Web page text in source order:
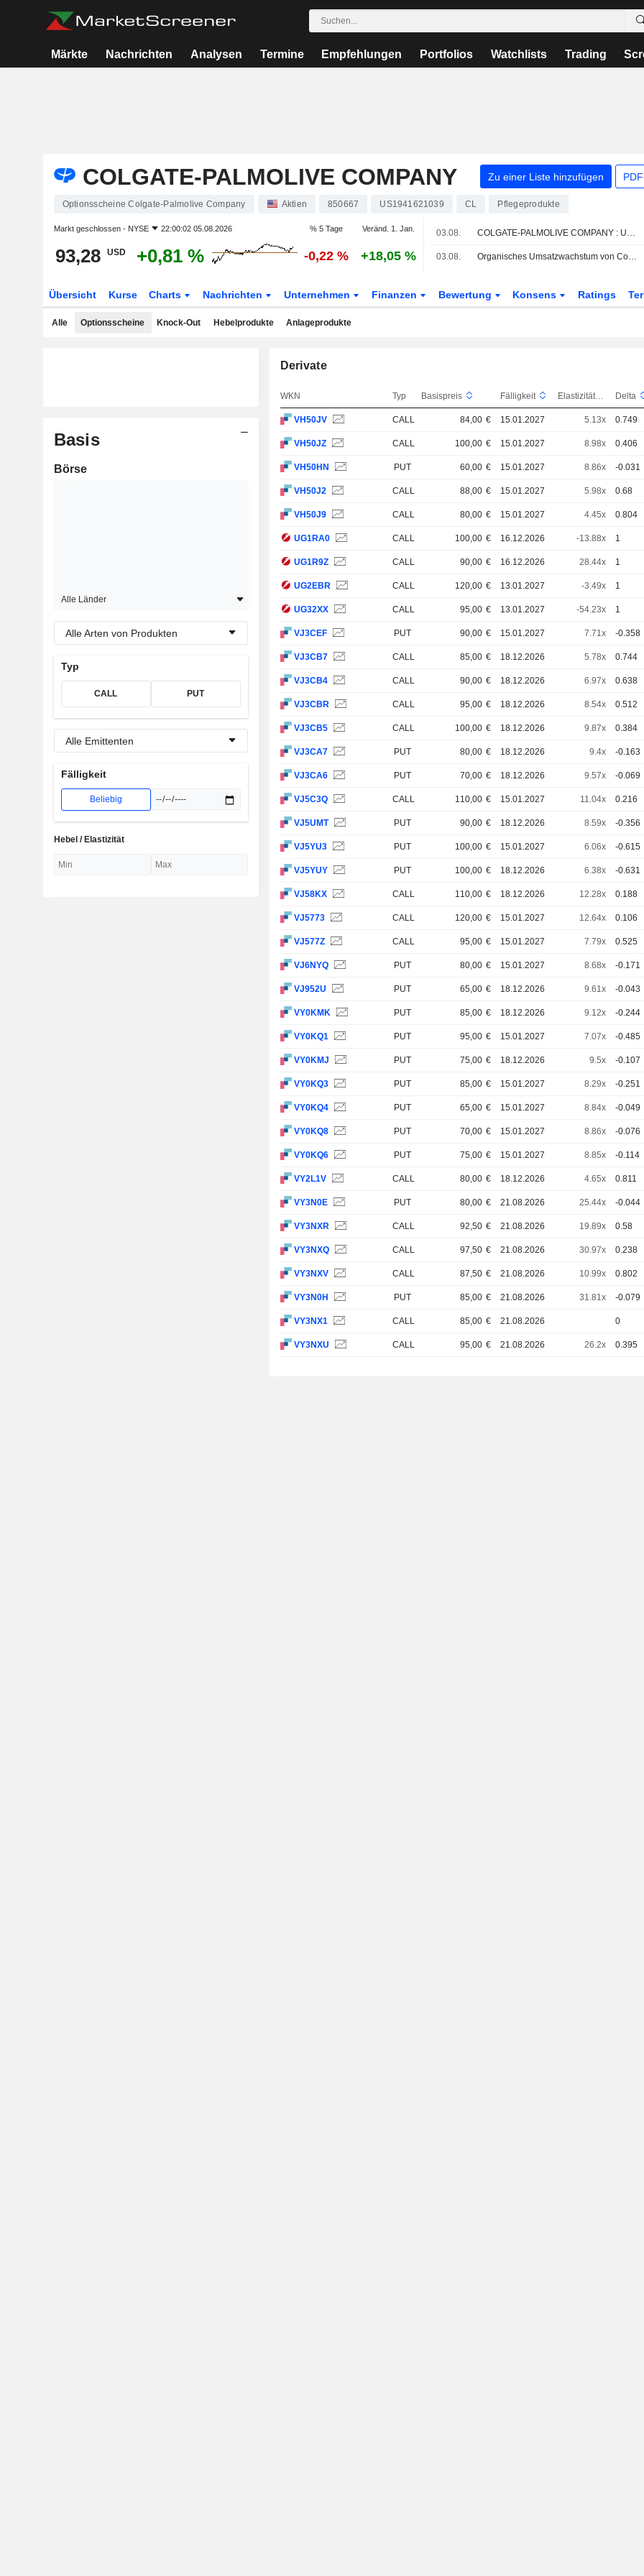
Märkte Nachrichten Analysen Termine Empfehlungen Portfolios Watchlists Trading
COLGATE-PALMOLIVE COMPANY Zu einer Liste hinzufügen
Optionsscheine Colgate-Palmolive Company Aktien 850667 US1941621039 CL Pflegeprodukte
Markt geschlossen - NYSE 22:00:02 05.08.2026 % 5 Tage Veränd. 1. Jan.
93,28 USD +0,81 % -0,22 % +18,05 %
03.08. COLGATE-PALMOLIVE COMPANY : UBS bekräftigt seine Kaufempfehlung
03.08. Organisches Umsatzwachstum von Colgate-Palmolive soll in H2 2026 und 2027 wieder auf 3%-4% zurückkehren, sagt Morgan Stanley
Übersicht Kurse Charts Nachrichten Unternehmen Finanzen Bewertung Konsens Ratings
Alle Optionsscheine Knock-Out Hebelprodukte Anlageprodukte
Basis
Börse
Alle Länder
Alle Arten von Produkten
Typ
CALL PUT
Alle Emittenten
Fälligkeit
Beliebig
Hebel / Elastizität
Derivate
WKN Typ Basispreis Fälligkeit Elastizität Delta
VH50JV CALL 84,00 € 15.01.2027 5.13x 0.749
VH50JZ CALL 100,00 € 15.01.2027 8.98x 0.406
VH50HN PUT 60,00 € 15.01.2027 8.86x -0.031
VH50J2 CALL 88,00 € 15.01.2027 5.98x 0.68
VH50J9 CALL 80,00 € 15.01.2027 4.45x 0.804
UG1RA0 CALL 100,00 € 16.12.2026 -13.88x 1
UG1R9Z CALL 90,00 € 16.12.2026 28.44x 1
UG2EBR CALL 120,00 € 13.01.2027 -3.49x 1
UG32XX CALL 95,00 € 13.01.2027 -54.23x 1
VJ3CEF PUT 90,00 € 15.01.2027 7.71x -0.358
VJ3CB7 CALL 85,00 € 18.12.2026 5.78x 0.744
VJ3CB4 CALL 90,00 € 18.12.2026 6.97x 0.638
VJ3CBR CALL 95,00 € 18.12.2026 8.54x 0.512
VJ3CB5 CALL 100,00 € 18.12.2026 9.87x 0.384
VJ3CA7 PUT 80,00 € 18.12.2026 9.4x -0.163
VJ3CA6 PUT 70,00 € 18.12.2026 9.57x -0.069
VJ5C3Q CALL 110,00 € 15.01.2027 11.04x 0.216
VJ5UMT PUT 90,00 € 18.12.2026 8.59x -0.356
VJ5YU3 PUT 100,00 € 15.01.2027 6.06x -0.615
VJ5YUY PUT 100,00 € 18.12.2026 6.38x -0.631
VJ58KX CALL 110,00 € 18.12.2026 12.28x 0.188
VJ5773 CALL 120,00 € 15.01.2027 12.64x 0.106
VJ577Z CALL 95,00 € 15.01.2027 7.79x 0.525
VJ6NYQ PUT 80,00 € 15.01.2027 8.68x -0.171
VJ952U PUT 65,00 € 18.12.2026 9.61x -0.043
VY0KMK PUT 85,00 € 18.12.2026 9.12x -0.244
VY0KQ1 PUT 95,00 € 15.01.2027 7.07x -0.485
VY0KMJ PUT 75,00 € 18.12.2026 9.5x -0.107
VY0KQ3 PUT 85,00 € 15.01.2027 8.29x -0.251
VY0KQ4 PUT 65,00 € 15.01.2027 8.84x -0.049
VY0KQ8 PUT 70,00 € 15.01.2027 8.86x -0.076
VY0KQ6 PUT 75,00 € 15.01.2027 8.85x -0.114
VY2L1V CALL 80,00 € 18.12.2026 4.65x 0.811
VY3N0E PUT 80,00 € 21.08.2026 25.44x -0.044
VY3NXR CALL 92,50 € 21.08.2026 19.89x 0.58
VY3NXQ CALL 97,50 € 21.08.2026 30.97x 0.238
VY3NXV CALL 87,50 € 21.08.2026 10.99x 0.802
VY3N0H PUT 85,00 € 21.08.2026 31.81x -0.079
VY3NX1 CALL 85,00 € 21.08.2026 0
VY3NXU CALL 95,00 € 21.08.2026 26.2x 0.395